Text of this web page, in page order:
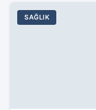
SAĞLIK